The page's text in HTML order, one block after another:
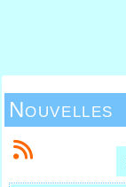
Nouvelles